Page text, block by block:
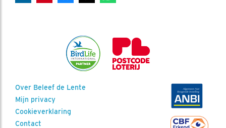
Over Beleef de Lente
Mijn privacy
Cookieverklaring
Contact